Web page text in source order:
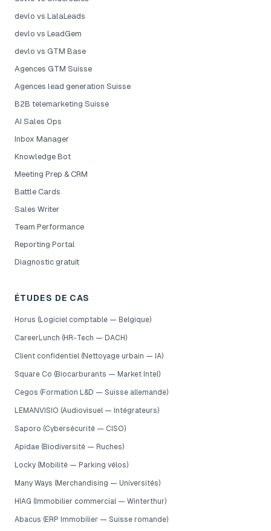
devlo vs LalaLeads
devlo vs LeadGem
devlo vs GTM Base
Agences GTM Suisse
Agences lead generation Suisse
B2B telemarketing Suisse
AI Sales Ops
Inbox Manager
Knowledge Bot
Meeting Prep & CRM
Battle Cards
Sales Writer
Team Performance
Reporting Portal
Diagnostic gratuit
ÉTUDES DE CAS
Horus (Logiciel comptable — Belgique)
CareerLunch (HR-Tech — DACH)
Client confidentiel (Nettoyage urbain — IA)
Square Co (Biocarburants — Market Intel)
Cegos (Formation L&D — Suisse allemande)
LEMANVISIO (Audiovisuel — Intégrateurs)
Saporo (Cybersécurité — CISO)
Apidae (Biodiversité — Ruches)
Locky (Mobilité — Parking vélos)
Many Ways (Merchandising — Universités)
HIAG (Immobilier commercial — Winterthur)
Abacus (ERP Immobilier — Suisse romande)